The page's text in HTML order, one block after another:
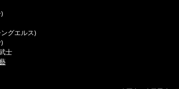
グエルス)
士